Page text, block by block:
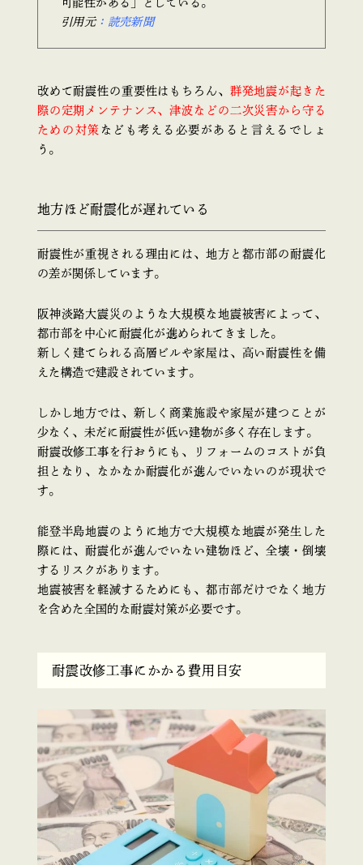
可能性がある」としている。
引用元：読売新聞
改めて耐震性の重要性はもちろん、 群発地震が起きた
際の定期メンテナンス、津波などの二次災害から守る
ための対策 なども考える必要があると言えるでしょ
う。
地方ほど耐震化が遅れている
耐震性が重視される理由には、地方と都市部の耐震化
の差が関係しています。
阪神淡路大震災のような大規模な地震被害によって、
都市部を中心に耐震化が進められてきました。
新しく建てられる高層ビルや家屋は、高い耐震性を備
えた構造で建設されています。
しかし地方では、新しく商業施設や家屋が建つことが
少なく、未だに耐震性が低い建物が多く存在します。
耐震改修工事を行おうにも、リフォームのコストが負
担となり、なかなか耐震化が進んでいないのが現状で
す。
能登半島地震のように地方で大規模な地震が発生した
際には、耐震化が進んでいない建物ほど、全壊・倒壊
するリスクがあります。
地震被害を軽減するためにも、都市部だけでなく地方
を含めた全国的な耐震対策が必要です。
耐震改修工事にかかる費用目安